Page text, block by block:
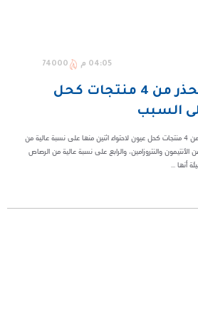
04:05 م 74000
الغذاء والدواء تُحذّر من 4 منتجات كحل
السبب
حذّرت الهيئة العامة للغذاء والدواء من 4 منتجات كحل عيون لاحتواء اثنين منها على نسبة عالية من
والنتروزامين، والرابع على نسبة عالية من الرصاص
أنها ...